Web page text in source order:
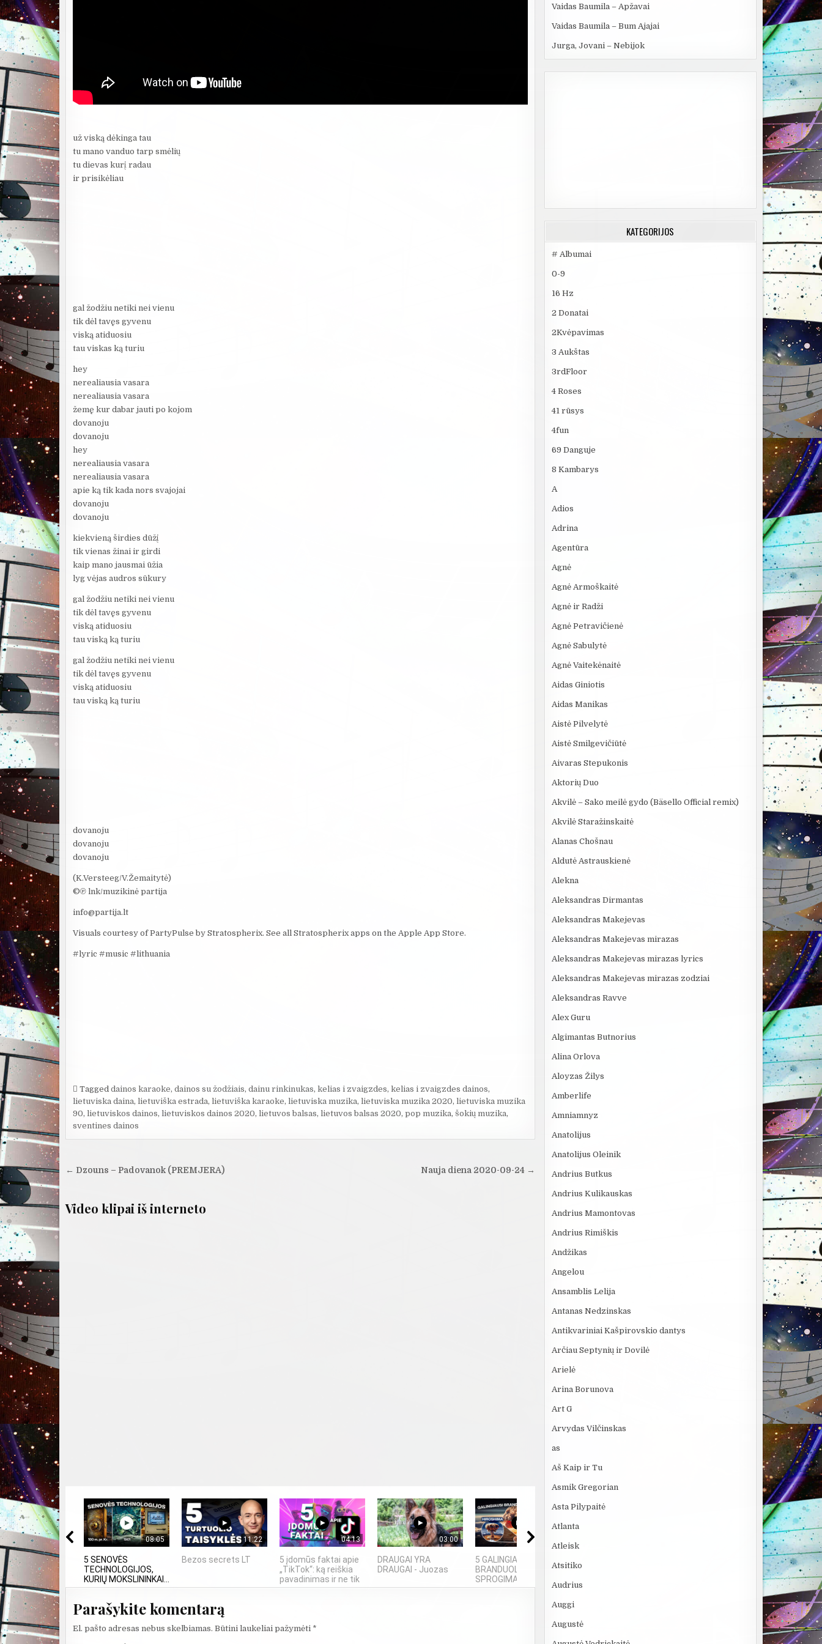
už viską dėkinga tau
tu mano vanduo tarp smėlių
tu dievas kurį radau
ir prisikėliau
gal žodžiu netiki nei vienu
tik dėl tavęs gyvenu
viską atiduosiu
tau viskas ką turiu
hey
nerealiausia vasara
nerealiausia vasara
žemę kur dabar jauti po kojom
dovanoju
dovanoju
hey
nerealiausia vasara
nerealiausia vasara
apie ką tik kada nors svajojai
dovanoju
dovanoju
kiekvieną širdies dūžį
tik vienas žinai ir girdi
kaip mano jausmai ūžia
lyg vėjas audros sūkury
gal žodžiu netiki nei vienu
tik dėl tavęs gyvenu
viską atiduosiu
tau viską ką turiu
gal žodžiu netiki nei vienu
tik dėl tavęs gyvenu
viską atiduosiu
tau viską ką turiu
dovanoju
dovanoju
dovanoju
(K.Versteeg/V.Žemaitytė)
©℗ lnk/muzikinė partija
info@partija.lt
Visuals courtesy of PartyPulse by Stratospherix. See all Stratospherix apps on the Apple App Store.
#lyric #music #lithuania
Tagged dainos karaoke, dainos su žodžiais, dainu rinkinukas, kelias i zvaigzdes, kelias i zvaigzdes dainos,
lietuviska daina, lietuviška estrada, lietuviška karaoke, lietuviska muzika, lietuviska muzika 2020, lietuviska muzika
90, lietuviskos dainos, lietuviskos dainos 2020, lietuvos balsas, lietuvos balsas 2020, pop muzika, šokių muzika,
sventines dainos
Navigacija
įrašų
Nauja diena 2020-09-24 →
← Dzouns – Padovanok (PREMJERA)
Video klipai iš interneto
08:05
5 SENOVĖS
TECHNOLOGIJOS,
KURIŲ MOKSLININKAI...
11:22
Bezos secrets LT
04:13
5 įdomūs faktai apie
„TikTok“: ką reiškia
pavadinimas ir ne tik
03:00
DRAUGAI YRA
DRAUGAI - Juozas
5 GALINGIAUSI
BRANDUOLINIAI
SPROGIMAI...
Antarktidą
KĄ SLEPIA
JŪRA? 5
Parašykite komentarą
El. pašto adresas nebus skelbiamas. Būtini laukeliai pažymėti *
Vaidas Baumila – Apžavai
Vaidas Baumila – Bum Ajajai
Jurga, Jovani – Nebijok
KATEGORIJOS
# Albumai
0-9
16 Hz
2 Donatai
2Kvėpavimas
3 Aukštas
3rdFloor
4 Roses
41 rūsys
4fun
69 Danguje
8 Kambarys
A
Adios
Adrina
Agentūra
Agnė
Agnė Armoškaitė
Agnė ir Radži
Agnė Petravičienė
Agnė Sabulytė
Agnė Vaitekėnaitė
Aidas Giniotis
Aidas Manikas
Aistė Pilvelytė
Aistė Smilgevičiūtė
Aivaras Stepukonis
Aktorių Duo
Akvilė – Sako meilė gydo (Bäsello Official remix)
Akvilė Staražinskaitė
Alanas Chošnau
Aldutė Astrauskienė
Alekna
Aleksandras Dirmantas
Aleksandras Makejevas
Aleksandras Makejevas mirazas
Aleksandras Makejevas mirazas lyrics
Aleksandras Makejevas mirazas zodziai
Aleksandras Ravve
Alex Guru
Algimantas Butnorius
Alina Orlova
Aloyzas Žilys
Amberlife
Amniamnyz
Anatolijus
Anatolijus Oleinik
Andrius Butkus
Andrius Kulikauskas
Andrius Mamontovas
Andrius Rimiškis
Andžikas
Angelou
Ansamblis Lelija
Antanas Nedzinskas
Antikvariniai Kašpirovskio dantys
Arčiau Septynių ir Dovilė
Arielė
Arina Borunova
Art G
Arvydas Vilčinskas
as
Aš Kaip ir Tu
Asmik Gregorian
Asta Pilypaitė
Atlanta
Atleisk
Atsitiko
Audrius
Auggi
Augustė